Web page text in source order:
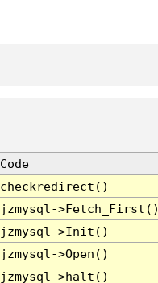
Code
checkredirect()
jzmysql-
jzmysql->Init()
jzmysql->Open()
jzmysql->halt()